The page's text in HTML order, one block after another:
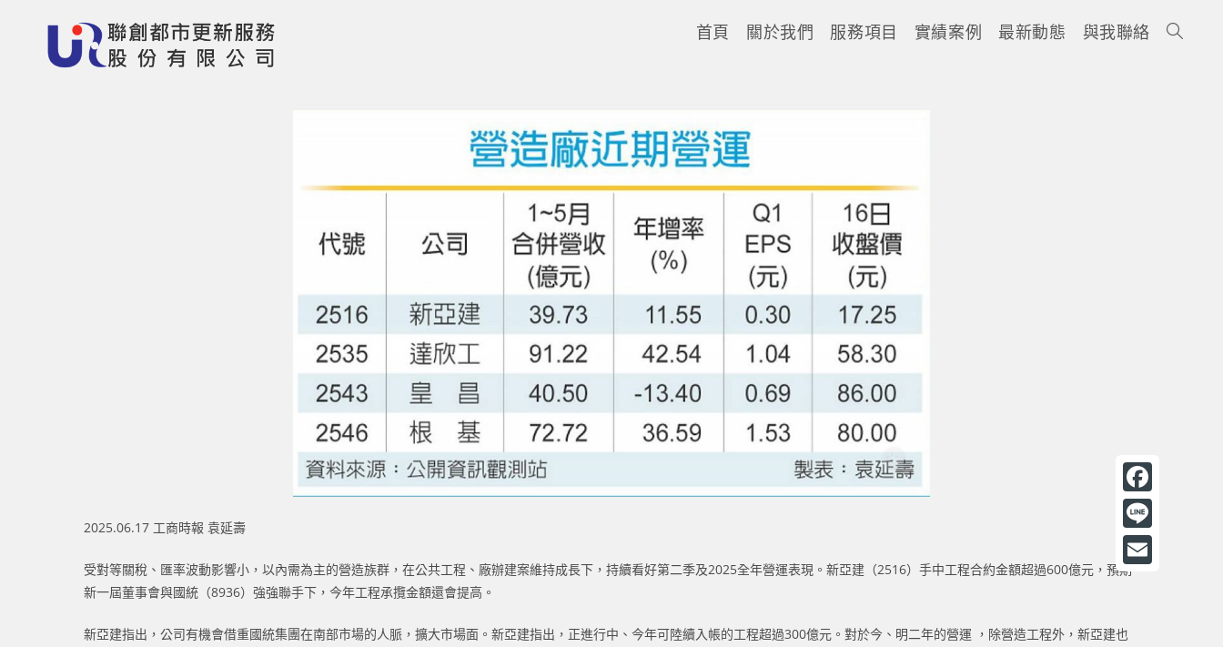
首頁 關於我們 服務項目 實績案例 最新動態 與我聯絡
2025.06.17 工商時報 袁延壽
受對等關稅、匯率波動影響小，以內需為主的營造族群，在公共工程、廠辦建案維持成長下，持續看好第二季及2025全年營運表現。新亞建（2516）手中工程合約金額超過600億元，預期
新一屆董事會與國統（8936）強強聯手下，今年工程承攬金額還會提高。
新亞建指出，公司有機會借重國統集團在南部市場的人脈，擴大市場面。新亞建指出，正進行中、今年可陸續入帳的工程超過300億元。對於今、明二年的營運 ，除營造工程外，新亞建也
F
a
c
L
i
e
E
a